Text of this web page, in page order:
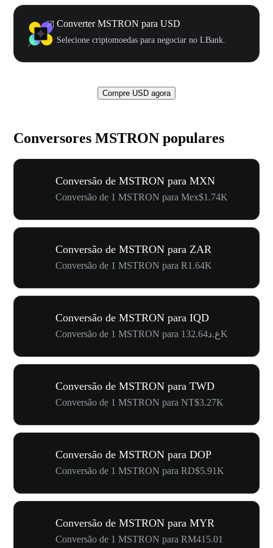
Converter MSTRON para USD
Selecione criptomoedas para negociar no LBank.
Compre USD agora
Conversores MSTRON populares
Conversão de MSTRON para MXN
Conversão de 1 MSTRON para Mex$1.74K
Conversão de MSTRON para ZAR
Conversão de 1 MSTRON para R1.64K
Conversão de MSTRON para IQD
Conversão de 1 MSTRON para ع.د132.64K
Conversão de MSTRON para TWD
Conversão de 1 MSTRON para NT$3.27K
Conversão de MSTRON para DOP
Conversão de 1 MSTRON para RD$5.91K
Conversão de MSTRON para MYR
Conversão de 1 MSTRON para RM415.01